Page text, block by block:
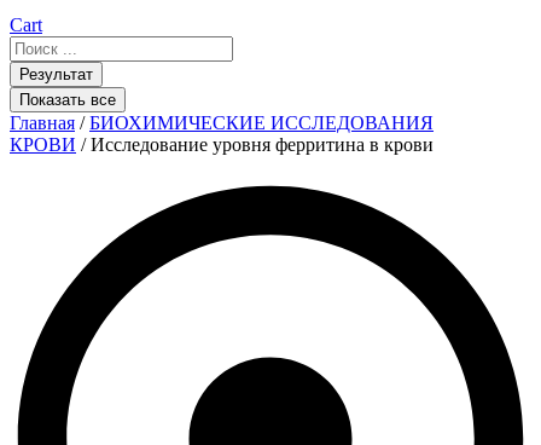
Cart
Search
...Результат
Показать все
Главная /БИОХИМИЧЕСКИЕ ИССЛЕДОВАНИЯ
КРОВИ / Исследование уровня ферритина в крови